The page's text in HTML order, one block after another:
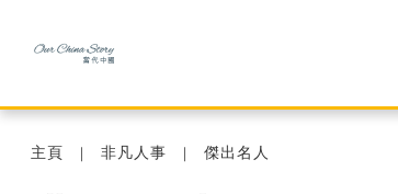
主頁 非凡人事 傑出名人